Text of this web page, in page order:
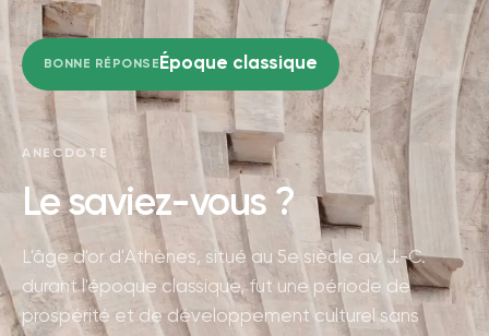
BONNE RÉPONSE Époque classique
ANECDOTE
Le saviez-vous ?
L'âge d'or d'Athènes, situé au 5e siècle av. J.-C.
durant l'époque classique, fut une période de
prospérité et de développement culturel sans